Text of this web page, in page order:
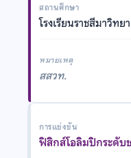
สถานศึกษา
โรงเรียนราชสีมาวิทย
หมายเหตุ
สสวท.
การแข่งขัน
ฟิสิกส์โอลิมปิกระดับ